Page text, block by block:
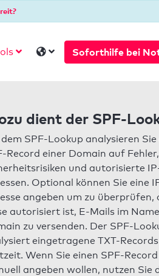
Soforthilfe bei
dient der SPF-
SPF-Lookup analysieren Sie
Record einer Domain auf Fehler,
und autorisierte
Optional können Sie eine
angeben um zu überprüfen,
autorisiert ist, E-Mails im
zu versenden. Der SPF-
eingetragene TXT-
Wenn Sie einen SPF-Record
angeben wollen, nutzen Sie